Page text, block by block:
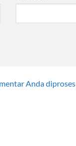
Anda diproses